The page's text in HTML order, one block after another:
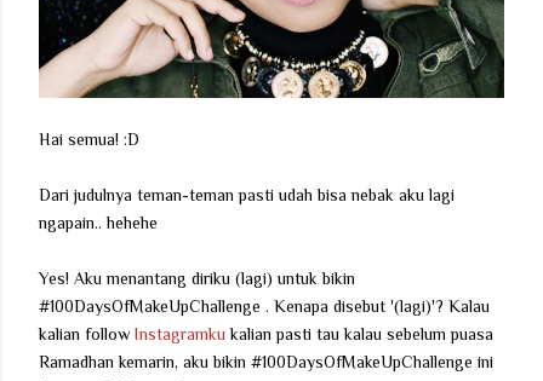
Hai semua! :D
Dari judulnya teman-teman pasti udah bisa nebak aku lagi
ngapain.. hehehe
Yes! Aku menantang diriku (lagi) untuk bikin
#100DaysOfMakeUpChallenge . Kenapa disebut '(lagi)'? Kalau
kalian follow Instagramku kalian pasti tau kalau sebelum puasa
Ramadhan kemarin, aku bikin #100DaysOfMakeUpChallenge ini